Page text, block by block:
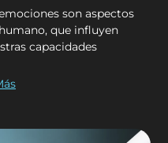
son aspectos
que influyen
capacidades